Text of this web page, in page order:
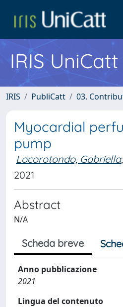
IRIS UniCatt
IRIS PubliCatt 03.
Myocardial
pump
Locorotondo, Gabriella;
2021
Abstract
N/A
Scheda breve
Anno pubblicazione
2021
Lingua del contenuto